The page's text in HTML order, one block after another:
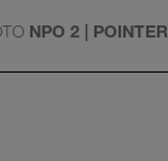
NPO 2 | POINTER